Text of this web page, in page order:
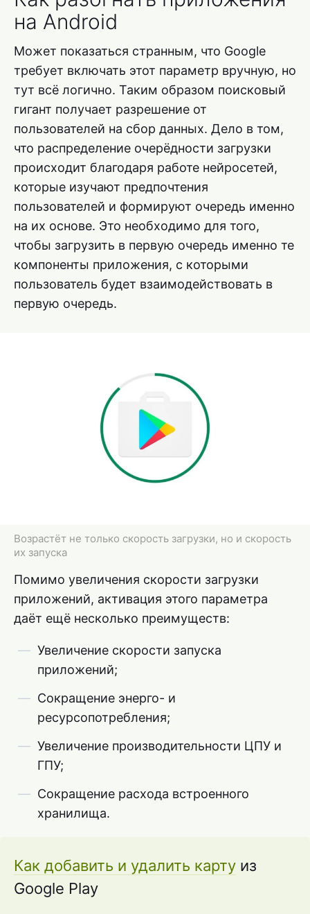
на Android
Может показаться странным, что Google
требует включать этот параметр вручную, но
тут всё логично. Таким образом поисковый
гигант получает разрешение от
пользователей на сбор данных. Дело в том,
что распределение очерёдности загрузки
происходит благодаря работе нейросетей,
которые изучают предпочтения
пользователей и формируют очередь именно
на их основе. Это необходимо для того,
чтобы загрузить в первую очередь именно те
компоненты приложения, с которыми
пользователь будет взаимодействовать в
первую очередь.
Возрастёт не только скорость загрузки, но и скорость
их запуска
Помимо увеличения скорости загрузки
приложений, активация этого параметра
даёт ещё несколько преимуществ:
Увеличение скорости запуска
приложений;
Сокращение энерго- и
ресурсопотребления;
Увеличение производительности ЦПУ и
ГПУ;
Сокращение расхода встроенного
хранилища.
Как добавить и удалить карту из
Google Play